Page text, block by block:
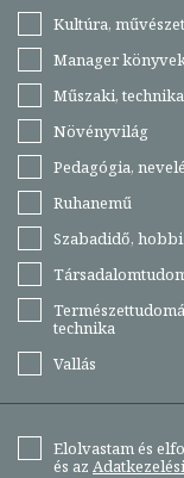
Kultúra, művészet
Manager
Műszaki, technika
Növényvilág
Pedagógia,
Ruhanemű
Szabadidő, hobbi
technika
Vallás
Elolvastam és
és az